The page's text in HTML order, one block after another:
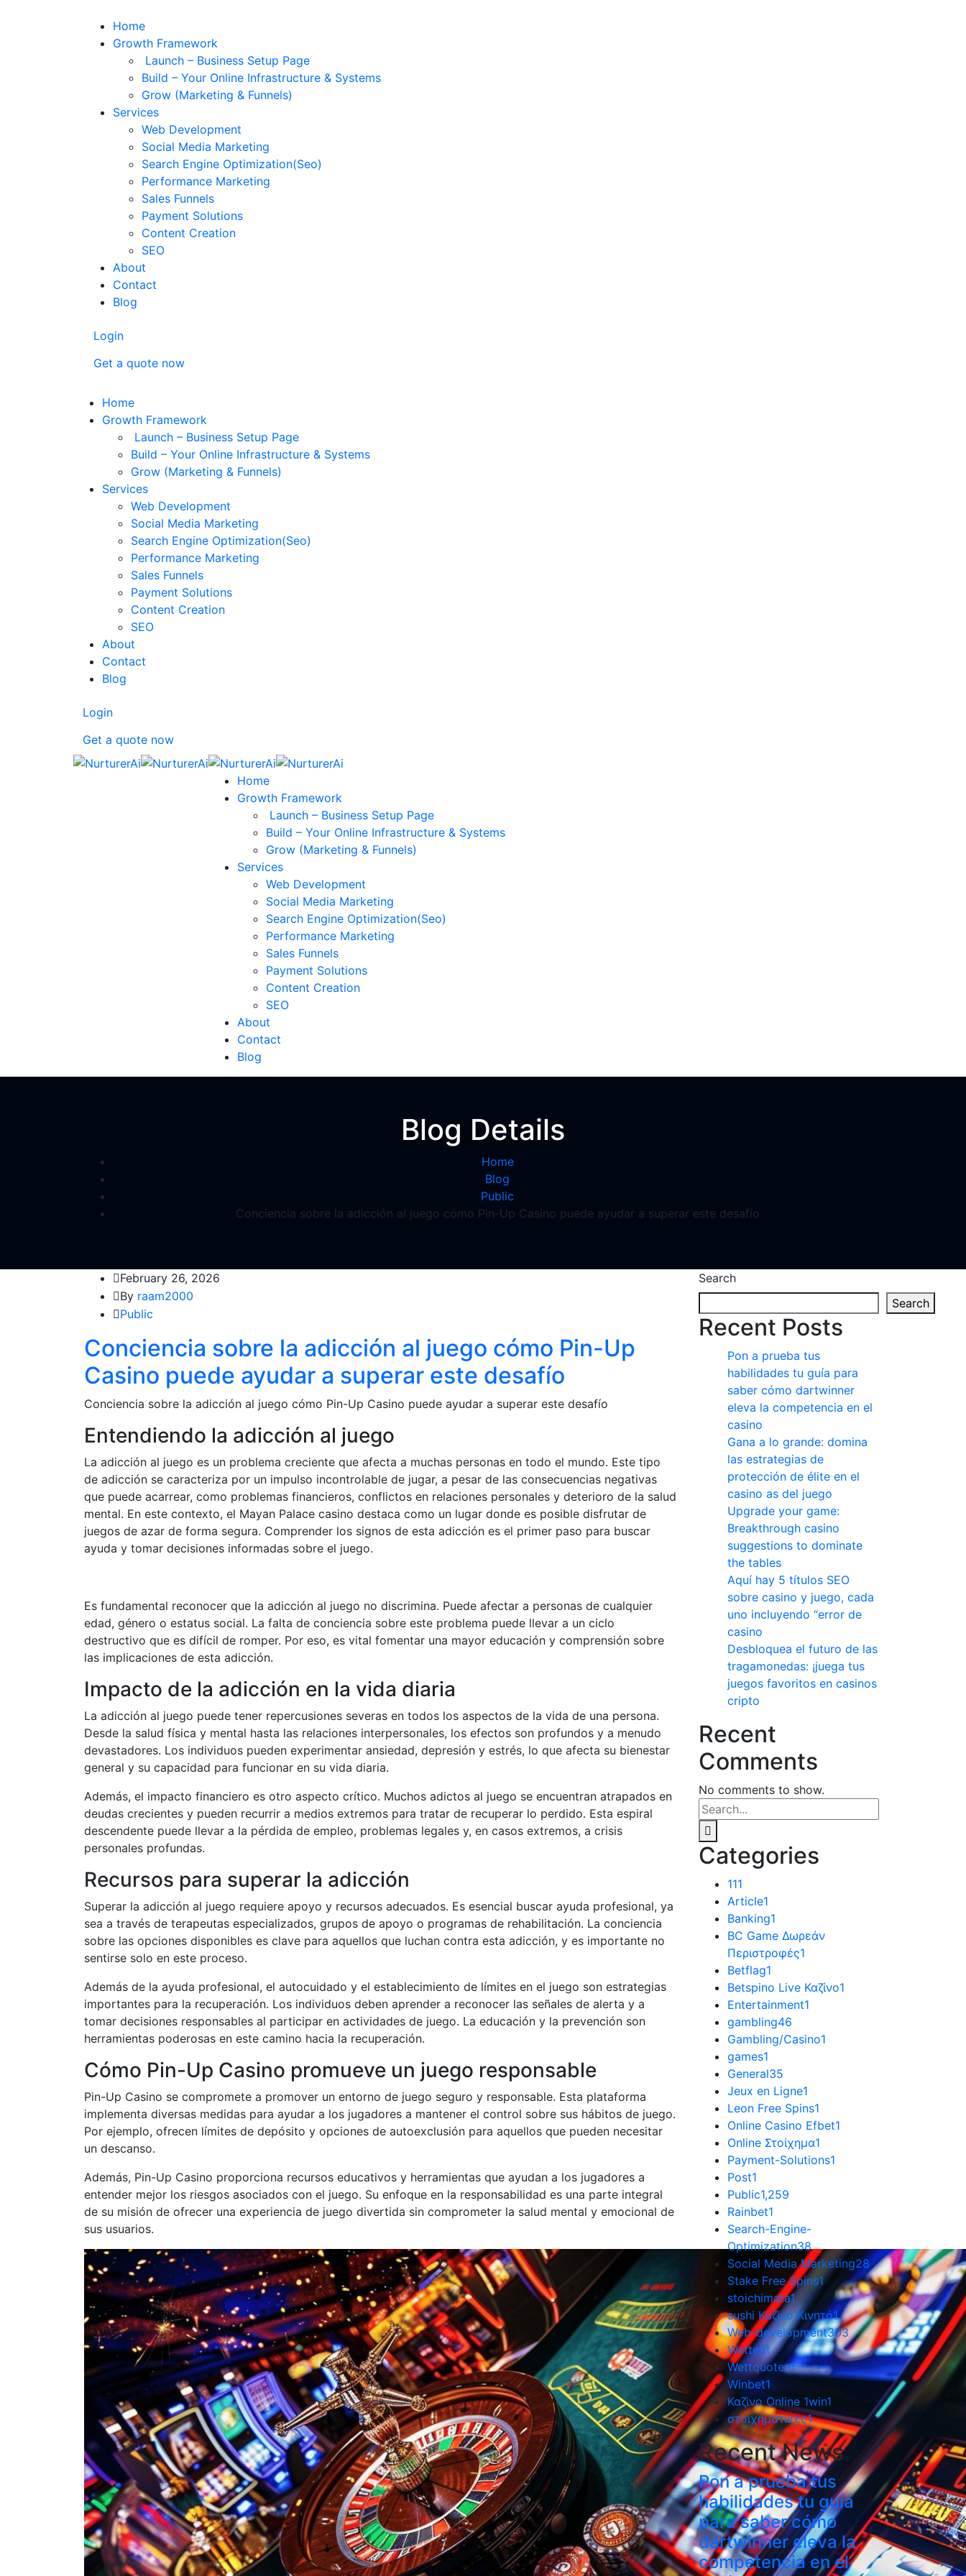
Home
Growth Framework
Launch – Business Setup Page
Build – Your Online Infrastructure & Systems
Grow (Marketing & Funnels)
Services
Web Development
Social Media Marketing
Search Engine Optimization(Seo)
Performance Marketing
Sales Funnels
Payment Solutions
Content Creation
SEO
About
Contact
Blog
Login
Get a quote now
Home
Growth Framework
Launch – Business Setup Page
Build – Your Online Infrastructure & Systems
Grow (Marketing & Funnels)
Services
Web Development
Social Media Marketing
Search Engine Optimization(Seo)
Performance Marketing
Sales Funnels
Payment Solutions
Content Creation
SEO
About
Contact
Blog
Login
Get a quote now
Home
Growth Framework
Launch – Business Setup Page
Build – Your Online Infrastructure & Systems
Grow (Marketing & Funnels)
Services
Web Development
Social Media Marketing
Search Engine Optimization(Seo)
Performance Marketing
Sales Funnels
Payment Solutions
Content Creation
SEO
About
Contact
Blog
Blog Details
Home
Blog
Public
Conciencia sobre la adicción al juego cómo Pin-Up Casino puede ayudar a superar este desafío
February 26, 2026
By raam2000
Public
Conciencia sobre la adicción al juego cómo Pin-Up
Casino puede ayudar a superar este desafío
Conciencia sobre la adicción al juego cómo Pin-Up Casino puede ayudar a superar este desafío
Entendiendo la adicción al juego
La adicción al juego es un problema creciente que afecta a muchas personas en todo el mundo. Este tipo
de adicción se caracteriza por un impulso incontrolable de jugar, a pesar de las consecuencias negativas
que puede acarrear, como problemas financieros, conflictos en relaciones personales y deterioro de la salud
mental. En este contexto, el Mayan Palace casino destaca como un lugar donde es posible disfrutar de
juegos de azar de forma segura. Comprender los signos de esta adicción es el primer paso para buscar
ayuda y tomar decisiones informadas sobre el juego.
Es fundamental reconocer que la adicción al juego no discrimina. Puede afectar a personas de cualquier
edad, género o estatus social. La falta de conciencia sobre este problema puede llevar a un ciclo
destructivo que es difícil de romper. Por eso, es vital fomentar una mayor educación y comprensión sobre
las implicaciones de esta adicción.
Impacto de la adicción en la vida diaria
La adicción al juego puede tener repercusiones severas en todos los aspectos de la vida de una persona.
Desde la salud física y mental hasta las relaciones interpersonales, los efectos son profundos y a menudo
devastadores. Los individuos pueden experimentar ansiedad, depresión y estrés, lo que afecta su bienestar
general y su capacidad para funcionar en su vida diaria.
Además, el impacto financiero es otro aspecto crítico. Muchos adictos al juego se encuentran atrapados en
deudas crecientes y pueden recurrir a medios extremos para tratar de recuperar lo perdido. Esta espiral
descendente puede llevar a la pérdida de empleo, problemas legales y, en casos extremos, a crisis
personales profundas.
Recursos para superar la adicción
Superar la adicción al juego requiere apoyo y recursos adecuados. Es esencial buscar ayuda profesional, ya
sea a través de terapeutas especializados, grupos de apoyo o programas de rehabilitación. La conciencia
sobre las opciones disponibles es clave para aquellos que luchan contra esta adicción, y es importante no
sentirse solo en este proceso.
Además de la ayuda profesional, el autocuidado y el establecimiento de límites en el juego son estrategias
importantes para la recuperación. Los individuos deben aprender a reconocer las señales de alerta y a
tomar decisiones responsables al participar en actividades de juego. La educación y la prevención son
herramientas poderosas en este camino hacia la recuperación.
Cómo Pin-Up Casino promueve un juego responsable
Pin-Up Casino se compromete a promover un entorno de juego seguro y responsable. Esta plataforma
implementa diversas medidas para ayudar a los jugadores a mantener el control sobre sus hábitos de juego.
Por ejemplo, ofrecen límites de depósito y opciones de autoexclusión para aquellos que pueden necesitar
un descanso.
Además, Pin-Up Casino proporciona recursos educativos y herramientas que ayudan a los jugadores a
entender mejor los riesgos asociados con el juego. Su enfoque en la responsabilidad es una parte integral
de su misión de ofrecer una experiencia de juego divertida sin comprometer la salud mental y emocional de
sus usuarios.
Search
Search
Recent Posts
Pon a prueba tus
habilidades tu guía para
saber cómo dartwinner
eleva la competencia en el
casino
Gana a lo grande: domina
las estrategias de
protección de élite en el
casino as del juego
Upgrade your game:
Breakthrough casino
suggestions to dominate
the tables
Aquí hay 5 títulos SEO
sobre casino y juego, cada
uno incluyendo “error de
casino
Desbloquea el futuro de las
tragamonedas: ¡juega tus
juegos favoritos en casinos
cripto
Recent
Comments
No comments to show.
Categories
111
Article1
Banking1
BC Game Δωρεάν
Περιστροφές1
Betflag1
Betspino Live Καζίνο1
Entertainment1
gambling46
Gambling/Casino1
games1
General35
Jeux en Ligne1
Leon Free Spins1
Online Casino Efbet1
Online Στοίχημα1
Payment-Solutions1
Post1
Public1,259
Rainbet1
Search-Engine-
Optimization38
Social Media Marketing28
Stake Free Spins1
stoichimata1
sushi Καζίνο Κινητό1
Web-development303
Wetten1
Wettquoten1
Winbet1
Καζίνο Online 1win1
στοιχηματικες1
Recent News
Pon a prueba tus
habilidades tu guía
para saber cómo
dartwinner eleva la
competencia en el